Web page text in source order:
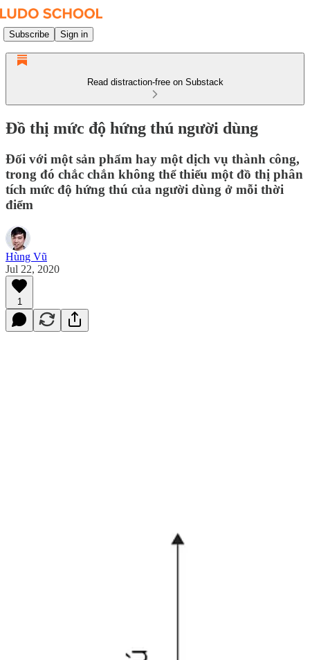
Subscribe Sign in
Read distraction-free on Substack
Đồ thị mức độ hứng thú người dùng
Đối với một sản phẩm hay một dịch vụ thành công,
trong đó chắc chắn không thể thiếu một đồ thị phân
tích mức độ hứng thú của người dùng ở mỗi thời
điểm
Hùng Vũ
Jul 22, 2020
1